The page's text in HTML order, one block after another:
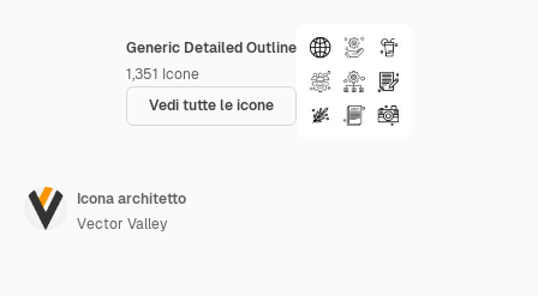
Generic Detailed Outline
1,351 Icone
Vedi tutte le icone
Icona architetto
Vector Valley